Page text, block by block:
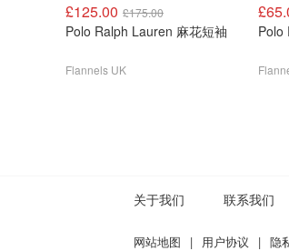
£125.00 £175.00
Polo Ralph Lauren 麻花短袖
Flannels UK
Polo
关于我们 联系我们
网站地图 | 用户协议 | 隐